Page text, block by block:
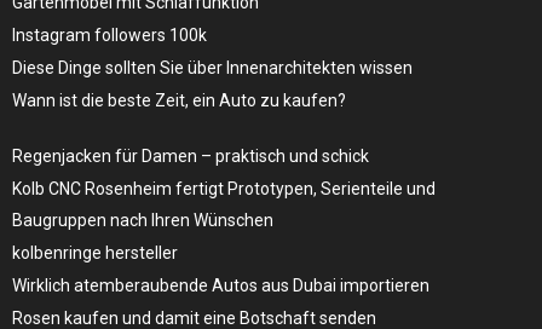
Instagram followers 100k
Diese Dinge sollten Sie über Innenarchitekten wissen
Wann ist die beste Zeit, ein Auto zu kaufen?
Regenjacken für Damen – praktisch und schick
Kolb CNC Rosenheim fertigt Prototypen, Serienteile und
Baugruppen nach Ihren Wünschen
kolbenringe hersteller
Wirklich atemberaubende Autos aus Dubai importieren
Rosen kaufen und damit eine Botschaft senden